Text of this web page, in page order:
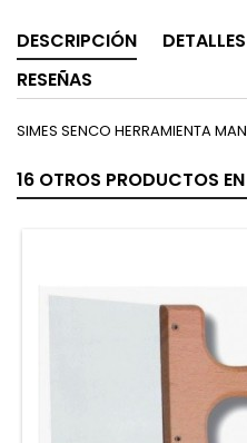
DESCRIPCIÓN
RESEÑAS
SIMES SENCO HERRAMIENTA
16 OTROS PRODUCTOS